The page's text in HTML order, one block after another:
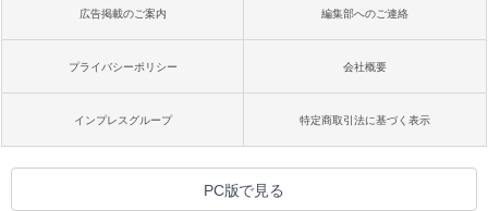
広告掲載のご案内 編集部へのご連絡
プライバシーポリシー 会社概要
インプレスグループ 特定商取引法に基づく表示
PC版で見る